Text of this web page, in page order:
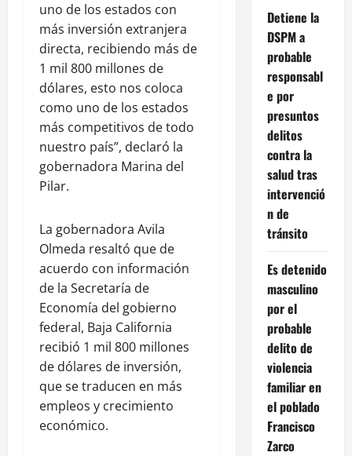
uno de los estados con
más inversión extranjera
directa, recibiendo más de
1 mil 800 millones de
dólares, esto nos coloca
como uno de los estados
más competitivos de todo
nuestro país”, declaró la
gobernadora Marina del
Pilar.
La gobernadora Avila
Olmeda resaltó que de
acuerdo con información
de la Secretaría de
Economía del gobierno
federal, Baja California
recibió 1 mil 800 millones
de dólares de inversión,
que se traducen en más
empleos y crecimiento
económico.
Detiene la
DSPM a
probable
responsabl
e por
presuntos
delitos
contra la
salud tras
intervenció
n de
tránsito
Es detenido
masculino
por el
probable
delito de
violencia
familiar en
el poblado
Francisco
Zarco